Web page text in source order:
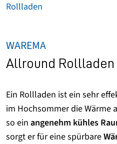
Rollladen
WAREMA
Allround Rollladen
Ein Rollladen ist ein sehr
im Hochsommer die Wärme
so ein angenehm kühles
sorgt er für eine spürbare